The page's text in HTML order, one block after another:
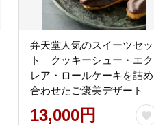
弁天堂人気のスイーツセッ
ト クッキーシュー・エク
レア・ロールケーキを詰め
合わせたご褒美デザート
13,000円